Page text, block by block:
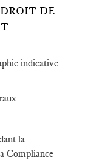
DE
indicative
la
Compliance